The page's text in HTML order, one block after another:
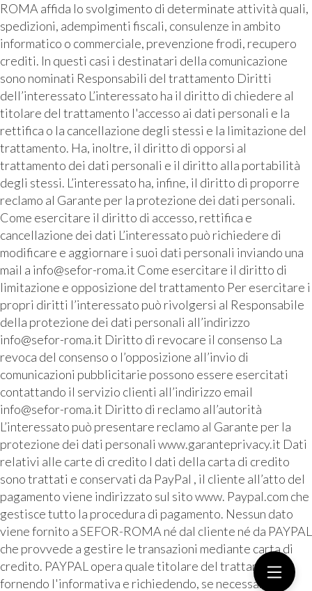
ROMA affida lo svolgimento di determinate attività quali,
spedizioni, adempimenti fiscali, consulenze in ambito
informatico o commerciale, prevenzione frodi, recupero
crediti. In questi casi i destinatari della comunicazione
sono nominati Responsabili del trattamento Diritti
dell’interessato L’interessato ha il diritto di chiedere al
titolare del trattamento l'accesso ai dati personali e la
rettifica o la cancellazione degli stessi e la limitazione del
trattamento. Ha, inoltre, il diritto di opporsi al
trattamento dei dati personali e il diritto alla portabilità
degli stessi. L’interessato ha, infine, il diritto di proporre
reclamo al Garante per la protezione dei dati personali.
Come esercitare il diritto di accesso, rettifica e
cancellazione dei dati L’interessato può richiedere di
modificare e aggiornare i suoi dati personali inviando una
mail a info@sefor-roma.it Come esercitare il diritto di
limitazione e opposizione del trattamento Per esercitare i
propri diritti l’interessato può rivolgersi al Responsabile
della protezione dei dati personali all’indirizzo
info@sefor-roma.it Diritto di revocare il consenso La
revoca del consenso o l’opposizione all’invio di
comunicazioni pubblicitarie possono essere esercitati
contattando il servizio clienti all’indirizzo email
info@sefor-roma.it Diritto di reclamo all’autorità
L’interessato può presentare reclamo al Garante per la
protezione dei dati personali www.garanteprivacy.it Dati
relativi alle carte di credito I dati della carta di credito
sono trattati e conservati da PayPal , il cliente all’atto del
pagamento viene indirizzato sul sito www. Paypal.com che
gestisce tutto la procedura di pagamento. Nessun dato
viene fornito a SEFOR-ROMA né dal cliente né da PAYPAL
che provvede a gestire le transazioni mediante carta di
credito. PAYPAL opera quale titolare del trattamento
fornendo l'informativa e richiedendo, se necessario, il